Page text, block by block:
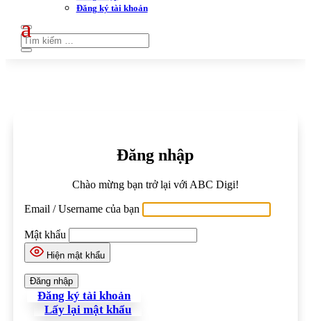
Đăng ký tài khoản
Đăng nhập
Chào mừng bạn trở lại với ABC Digi!
Email / Username của bạn
Mật khẩu
Hiện mật khẩu
Đăng ký tài khoản
Lấy lại mật khẩu